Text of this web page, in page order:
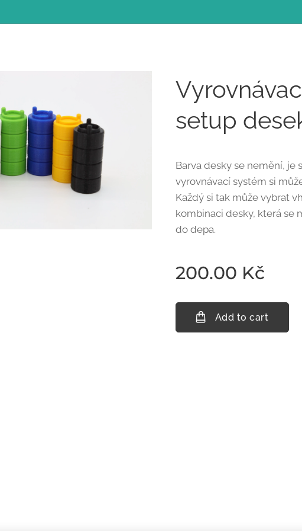
setup
Barva desky se nemění, je
vyrovnávací systém si
Každý si tak může vybrat
kombinaci desky, která se
do depa.
200.00 Kč
Add to cart